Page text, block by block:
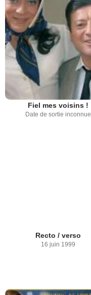
Fiel mes voisins !
Date de sortie inconnue
Recto / verso
16 juin 1999